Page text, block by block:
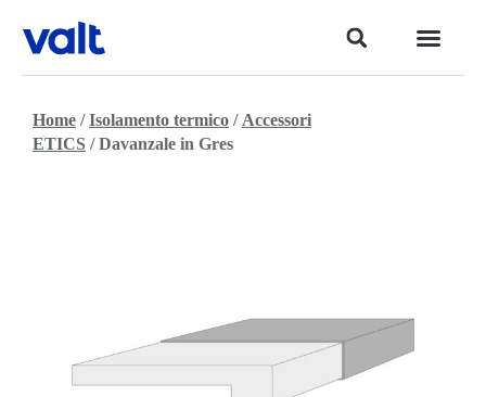
Home /Isolamento termico / Accessori
ETICS / Davanzale in Gres